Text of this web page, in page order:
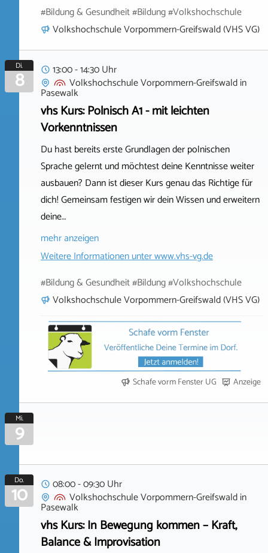
#Bildung & Gesundheit #Bildung #Volkshochschule
Volkshochschule Vorpommern-Greifswald (VHS VG)
Di.
8
13:00 - 14:30 Uhr
Volkshochschule Vorpommern-Greifswaldin
Pasewalk
vhs Kurs: Polnisch A1 - mit leichten
Vorkenntnissen
Du hast bereits erste Grundlagen der polnischen
Sprache gelernt und möchtest deine Kenntnisse weiter
ausbauen? Dann ist dieser Kurs genau das Richtige für
dich! Gemeinsam festigen wir dein Wissen und erweitern
deine…
mehr anzeigen
Weitere Informationen unterwww.vhs-vg.de
#Bildung & Gesundheit #Bildung #Volkshochschule
Volkshochschule Vorpommern-Greifswald (VHS VG)
Schafe vorm Fenster UG Anzeige
Mi.
9
Do.
10
08:00 - 09:30 Uhr
Volkshochschule Vorpommern-Greifswaldin
Pasewalk
vhs Kurs: In Bewegung kommen – Kraft,
Balance & Improvisation